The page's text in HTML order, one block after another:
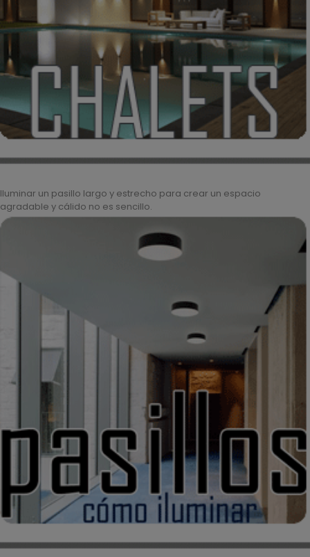
Iluminar un pasillo largo y estrecho para crear un espacio
agradable y cálido no es sencillo.